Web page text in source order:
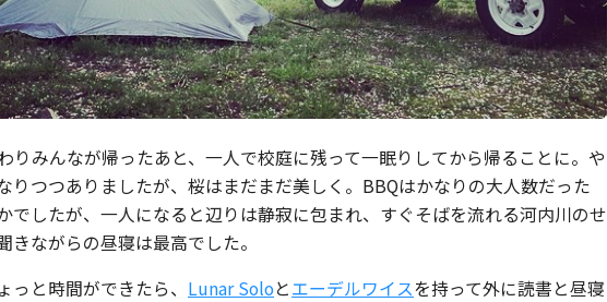
りみんなが帰ったあと、一人で校庭に残って一眠りしてから帰ることに。や
りつつありましたが、桜はまだまだ美しく。BBQはかなりの大人数だった
でしたが、一人になると辺りは静寂に包まれ、すぐそばを流れる河内川のせ
きながらの昼寝は最高でした。
っと時間ができたら、 Lunar Soloとエーデルワイスを持って外に読書と昼寝